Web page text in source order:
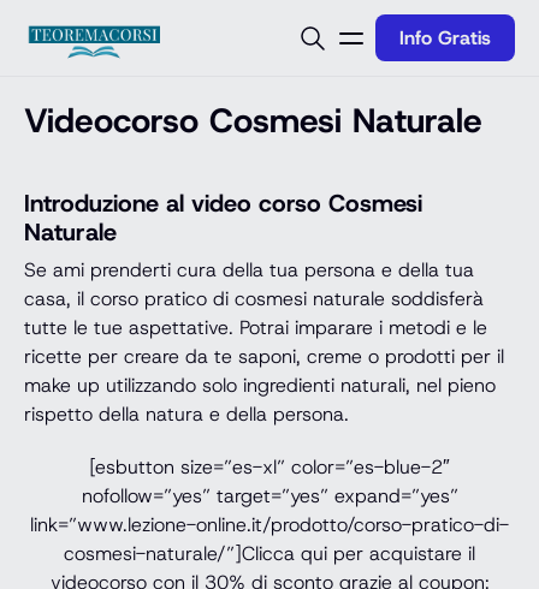
Info Gratis
Videocorso Cosmesi Naturale
Introduzione al video corso Cosmesi
Naturale
Se ami prenderti cura della tua persona e della tua
casa, il corso pratico di cosmesi naturale soddisferà
tutte le tue aspettative. Potrai imparare i metodi e le
ricette per creare da te saponi, creme o prodotti per il
make up utilizzando solo ingredienti naturali, nel pieno
rispetto della natura e della persona.
[esbutton size=”es-xl” color=”es-blue-2″
nofollow=”yes” target=”yes” expand=”yes”
link=”www.lezione-online.it/prodotto/corso-pratico-di-
cosmesi-naturale/”]Clicca qui per acquistare il
videocorso con il 30% di sconto grazie al coupon: